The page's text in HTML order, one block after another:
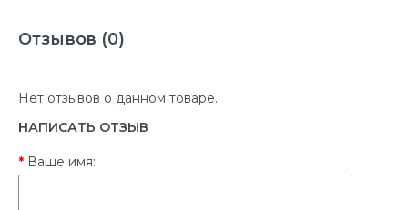
Отзывов (0)
Нет отзывов о данном товаре.
НАПИСАТЬ ОТЗЫВ
Ваше имя: